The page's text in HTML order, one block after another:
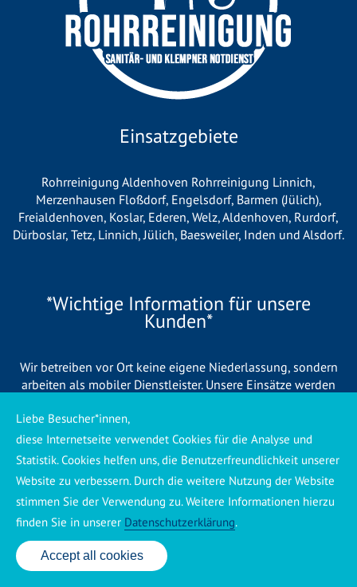
Einsatzgebiete
Rohrreinigung Aldenhoven Rohrreinigung Linnich,
Merzenhausen Floßdorf, Engelsdorf, Barmen (Jülich),
Freialdenhoven, Koslar, Ederen, Welz,Aldenhoven, Rurdorf,
Dürboslar, Tetz, Linnich,Jülich, Baesweiler, Inden und Alsdorf.
*Wichtige Information für unsere
Kunden*
Wir betreiben vor Ort keine eigene Niederlassung, sondern
arbeiten als mobiler Dienstleister. Unsere Einsätze werden
regionale Partnerbetriebe durchgeführt. Dadurch können wir
eine schnelle Verfügbarkeit und einen zuverlässigen 24/7-
Service sicherstellen. Sollte kein eigener Mitarbeiter
unmittelbar verfügbar sein, übernehmen Partnerbetriebe aus
Ihrer Region den Auftrag. Alle eingesetzten Betriebe sind
verpflichtet, Sie vor Beginn der Arbeiten transparent über die
voraussichtlichen Kosten zu informieren und ortsübliche
Preise zu berechnen.
24 Std. Service: ✆ 0176 160 517 86
Accept all cookies
Liebe Besucher*innen,
diese Internetseite verwendet Cookies für die Analyse und
Statistik. Cookies helfen uns, die Benutzerfreundlichkeit unserer
Website zu verbessern. Durch die weitere Nutzung der Website
stimmen Sie der Verwendung zu. Weitere Informationen hierzu
finden Sie in unserer Datenschutzerklärung.